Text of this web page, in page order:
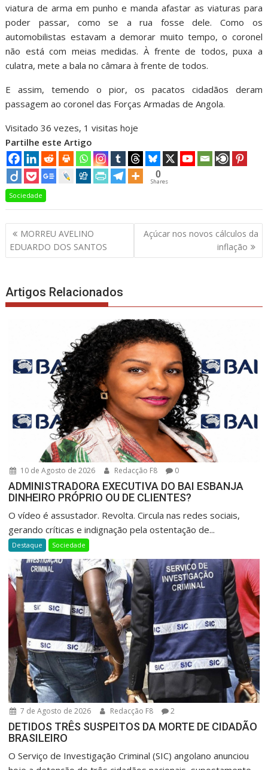
viatura de arma em punho e manda afastar as viaturas para
poder passar, como se a rua fosse dele. Como os
automobilistas estavam a demorar muito tempo, o coronel
não está com meias medidas. À frente de todos, puxa a
culatra, mete a bala no câmara à frente de todos.
E assim, temendo o pior, os pacatos cidadãos deram
passagem ao coronel das Forças Armadas de Angola.
Visitado 36 vezes, 1 visitas hoje
Partilhe este Artigo
0
Shares
Sociedade
Navegação
de
artigos
MORREU AVELINO
EDUARDO DOS SANTOS
Açúcar nos novos cálculos da
inflação
Artigos Relacionados
10 de Agosto de 2026 Redacção F8 0
ADMINISTRADORA EXECUTIVA DO BAI ESBANJA
DINHEIRO PRÓPRIO OU DE CLIENTES?
O vídeo é assustador. Revolta. Circula nas redes sociais,
gerando críticas e indignação pela ostentação de...
Destaque Sociedade
7 de Agosto de 2026 Redacção F8 2
DETIDOS TRÊS SUSPEITOS DA MORTE DE CIDADÃO
BRASILEIRO
O Serviço de Investigação Criminal (SIC) angolano anunciou